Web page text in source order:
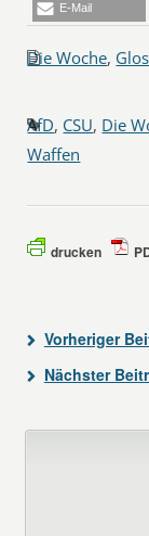
E-Mail
Die Woche,
AfD, CSU, Die
Waffen
drucken
Vorheriger
Nächster